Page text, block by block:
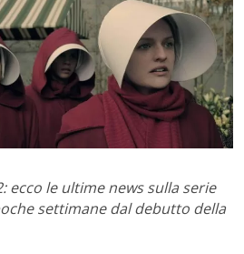
ecco le ultime news sulla serie
settimane dal debutto della